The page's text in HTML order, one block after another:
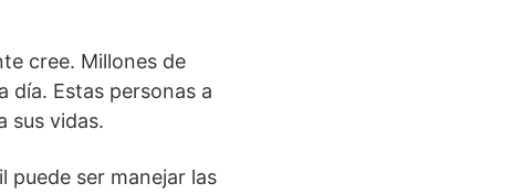
cree. Millones de
día. Estas personas a
sus vidas.
puede ser manejar las